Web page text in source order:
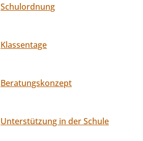
Schulordnung
Klassentage
Beratungskonzept
Unterstützung in der Schule